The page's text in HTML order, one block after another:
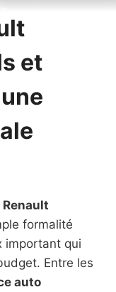
et
formalité
important qui
Entre les
auto